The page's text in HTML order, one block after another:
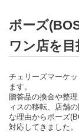
ボーズ
ワン店を
チェリーズマーケ
ます。
贈答品の換金や整
ィスの移転、店舗
な理由からボーズ
対応してきました。